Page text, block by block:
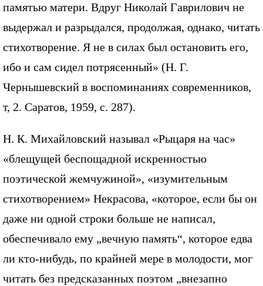
памятью матери. Вдруг Николай Гаврилович не
выдержал и разрыдался, продолжая, однако, читать
стихотворение. Я не в силах был остановить его,
ибо и сам сидел потрясенный» (Н. Г.
Чернышевский в воспоминаниях современников,
т, 2. Саратов, 1959, с. 287).
Н. К. Михайловский называл «Рыцаря на час»
«блещущей беспощадной искренностью
поэтической жемчужиной», «изумительным
стихотворением» Некрасова, «которое, если бы он
даже ни одной строки больше не написал,
обеспечивало ему „вечную память“, которое едва
ли кто-нибудь, по крайней мере в молодости, мог
читать без предсказанных поэтом „внезапно